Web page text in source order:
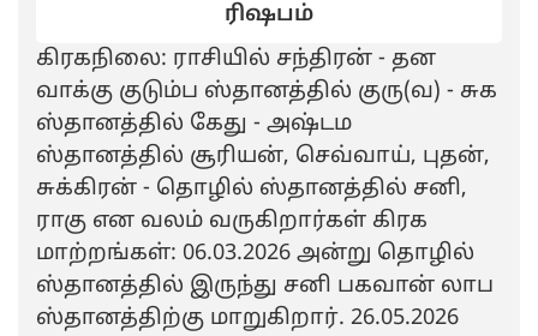
ரிஷபம்
கிரகநிலை: ராசியில் சந்திரன் - தன
வாக்கு குடும்ப ஸ்தானத்தில் குரு(வ) - சுக
ஸ்தானத்தில் கேது - அஷ்டம
ஸ்தானத்தில் சூரியன், செவ்வாய், புதன்,
சுக்கிரன் - தொழில் ஸ்தானத்தில் சனி,
ராகு என வலம் வருகிறார்கள் கிரக
மாற்றங்கள்: 06.03.2026 அன்று தொழில்
ஸ்தானத்தில் இருந்து சனி பகவான் லாப
ஸ்தானத்திற்கு மாறுகிறார். 26.05.2026